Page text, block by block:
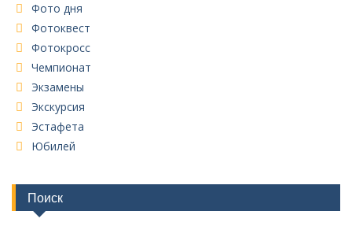
Фото дня
Фотоквест
Фотокросс
Чемпионат
Экзамены
Экскурсия
Эстафета
Юбилей
Поиск